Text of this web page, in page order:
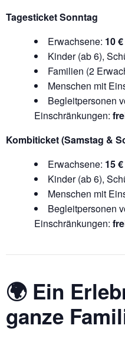
Tagesticket Sonntag
Erwachsene: 10 €
Kinder (ab 6),
Familien (2
Menschen mit
Begleitpersonen
Einschränkungen:
Kombiticket (Samstag &
Erwachsene: 15 €
Kinder (ab 6),
Menschen mit
Begleitpersonen
Einschränkungen:
🌍 Ein
ganze